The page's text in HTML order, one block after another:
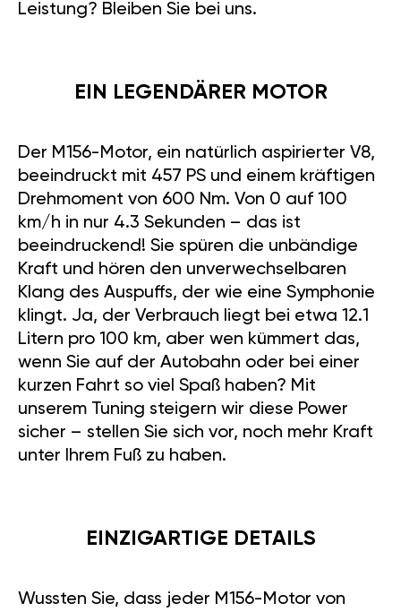
Leistung? Bleiben Sie bei uns.
EIN LEGENDÄRER MOTOR
Der M156-Motor, ein natürlich aspirierter V8,
beeindruckt mit 457 PS und einem kräftigen
Drehmoment von 600 Nm. Von 0 auf 100
km/h in nur 4.3 Sekunden – das ist
beeindruckend! Sie spüren die unbändige
Kraft und hören den unverwechselbaren
Klang des Auspuffs, der wie eine Symphonie
klingt. Ja, der Verbrauch liegt bei etwa 12.1
Litern pro 100 km, aber wen kümmert das,
wenn Sie auf der Autobahn oder bei einer
kurzen Fahrt so viel Spaß haben? Mit
unserem Tuning steigern wir diese Power
sicher – stellen Sie sich vor, noch mehr Kraft
unter Ihrem Fuß zu haben.
EINZIGARTIGE DETAILS
Wussten Sie, dass jeder M156-Motor von